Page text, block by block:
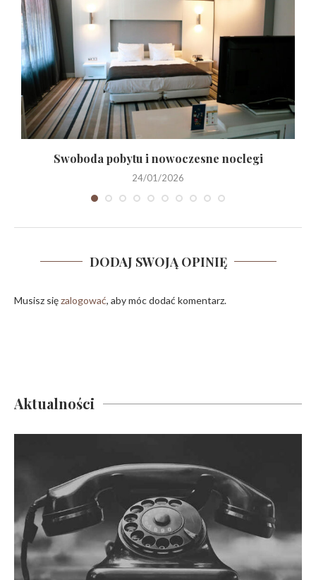
Swoboda pobytu i nowoczesne noclegi
24/01/2026
DODAJ SWOJĄ OPINIĘ
Musisz sięzalogować, aby móc dodać komentarz.
Aktualności